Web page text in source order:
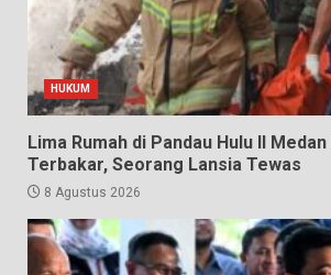
HUKUM
Lima Rumah di Pandau Hulu II
Terbakar, Seorang Lansia Tewas
8 Agustus 2026